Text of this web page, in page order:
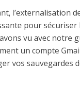
l’externalisation
pour sécuriser
vu avec notre
un compte
vos sauvegardes